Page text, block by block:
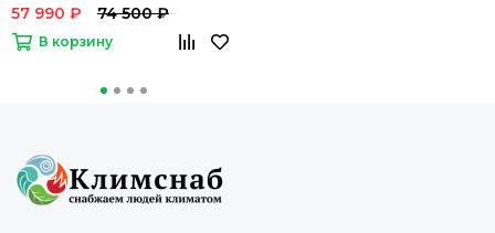
57 990 ₽ 74 500 ₽
В корзину